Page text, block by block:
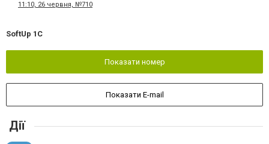
11:10, 26 червня, №710
SoftUp 1C
Показати номер
Показати E-mail
Дії